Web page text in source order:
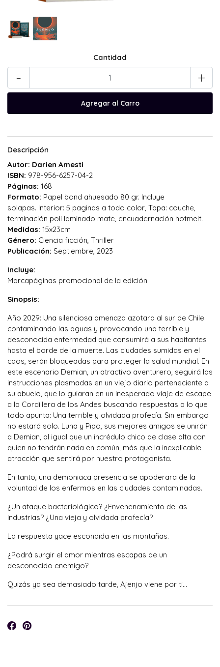
Cantidad
- +
Descripción
Autor: Darien Amesti
ISBN: 978-956-6257-04-2
Páginas: 168
Formato: Papel bond ahuesado 80 gr. Incluye
solapas. Interior: 5 paginas a todo color, Tapa: couche,
terminación poli laminado mate, encuadernación hotmelt.
Medidas: 15x23cm
Género: Ciencia ficción, Thriller
Publicación: Septiembre, 2023
Incluye:
Marcapáginas promocional de la edición
Sinopsis:
Año 2029: Una silenciosa amenaza azotara al sur de Chile
contaminando las aguas y provocando una terrible y
desconocida enfermedad que consumirá a sus habitantes
hasta el borde de la muerte. Las ciudades sumidas en el
caos, serán bloqueadas para proteger la salud mundial. En
este escenario Demian, un atractivo aventurero, seguirá las
instrucciones plasmadas en un viejo diario perteneciente a
su abuelo, que lo guiaran en un inesperado viaje de escape
a la Cordillera de los Andes buscando respuestas a lo que
todo apunta: Una terrible y olvidada profecía. Sin embargo
no estará solo. Luna y Pipo, sus mejores amigos se unirán
a Demian, al igual que un incrédulo chico de clase alta con
quien no tendrán nada en común, más que la inexplicable
atracción que sentirá por nuestro protagonista.
En tanto, una demoniaca presencia se apoderara de la
voluntad de los enfermos en las ciudades contaminadas.
¿Un ataque bacteriológico? ¿Envenenamiento de las
industrias? ¿Una vieja y olvidada profecía?
La respuesta yace escondida en las montañas.
¿Podrá surgir el amor mientras escapas de un
desconocido enemigo?
Quizás ya sea demasiado tarde, Ajenjo viene por ti...